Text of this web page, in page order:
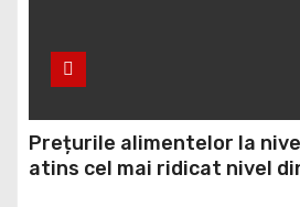
Prețurile alimentelor la
atins cel mai ridicat nivel